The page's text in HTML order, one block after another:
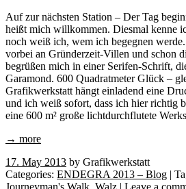
Auf zur nächsten Station – Der Tag
heißt mich willkommen. Diesmal kenne
noch weiß ich, wem ich begegnen
vorbei an Gründerzeit-Villen und schon
begrüßen mich in einer Serifen-Schrift,
Garamond. 600 Quadratmeter Glück –
Grafikwerkstatt hängt einladend eine
und ich weiß sofort, dass ich hier richtig
eine 600 m² große lichtdurchflutete
→ more
17. May 2013 by Grafikwerkstatt
Categories: ENDEGRA 2013 – Blog |
Journeyman's Walk Walz | Leave a